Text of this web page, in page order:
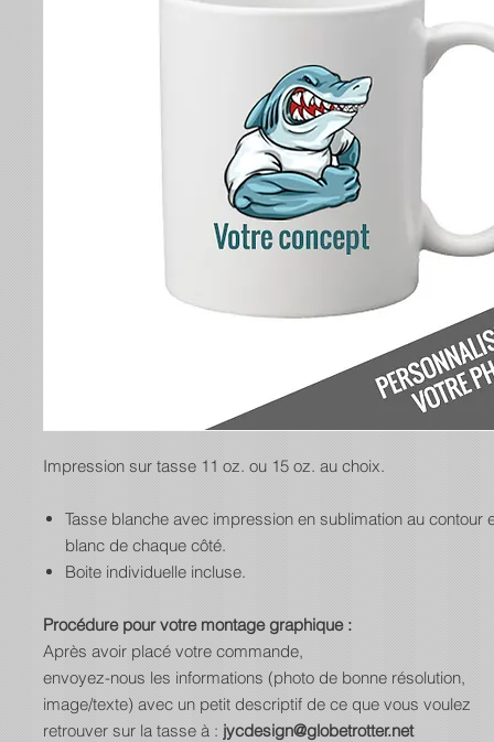
Impression sur tasse 11 oz. ou 15 oz. au choix.
Tasse blanche avec impression en sublimation au contour
blanc de chaque côté.
Boite individuelle incluse.
Procédure pour votre montage graphique :
Après avoir placé votre commande,
envoyez-nous les informations (photo de bonne résolution,
image/texte) avec un petit descriptif de ce que vous voulez
retrouver sur la tasse à : jycdesign@globetrotter.net